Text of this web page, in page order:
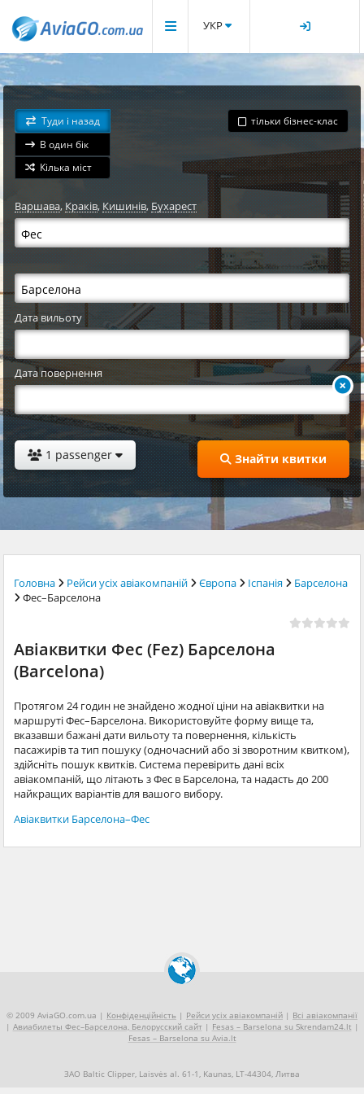
УКР
Туди і назад
В один бік
Кілька міст
тільки бізнес-клас
Варшава,Краків, Кишинів, Бухарест
Дата вильоту
Дата повернення
1 passenger Знайти квитки
Головна Рейси усіх авіакомпаній Європа Іспанія
Барселона
Фес–Барселона
Авіаквитки Фес (Fez) Барселона
(Barcelona)
Протягом 24 годин не знайдено жодної ціни на авіаквитки на
маршруті Фес–Барселона. Використовуйте форму вище та,
вказавши бажані дати вильоту та повернення, кількість
пасажирів та тип пошуку (одночасний або зі зворотним квитком),
здійсніть пошук квитків. Система перевірить дані всіх
авіакомпаній, що літають з Фес в Барселона, та надасть до 200
найкращих варіантів для вашого вибору.
Авіаквитки Барселона–Фес
© 2009 AviaGO.com.ua | Конфіденційність | Рейси усіх авіакомпаній | Всі авіакомпанії
| Авиабилеты Фес–Барселона, Белорусский сайт| Fesas – Barselona su Skrendam24.lt |
Fesas – Barselona su Avia.lt
ЗАО Baltic Clipper, Laisvės al. 61-1, Kaunas, LT-44304, Литва